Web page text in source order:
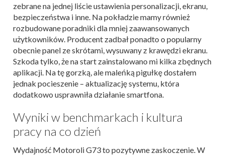
zebrane na jednej liście ustawienia personalizacji, ekranu,
bezpieczeństwa i inne. Na pokładzie mamy również
rozbudowane poradniki dla mniej zaawansowanych
użytkowników. Producent zadbał ponadto o popularny
obecnie panel ze skrótami, wysuwany z krawędzi ekranu.
Szkoda tylko, że na start zainstalowano mi kilka zbędnych
aplikacji. Na tę gorzką, ale maleńką pigułkę dostałem
jednak pocieszenie – aktualizację systemu, która
dodatkowo usprawniła działanie smartfona.
Wyniki w benchmarkach i kultura
pracy na co dzień
Wydajność Motoroli G73 to pozytywne zaskoczenie. W